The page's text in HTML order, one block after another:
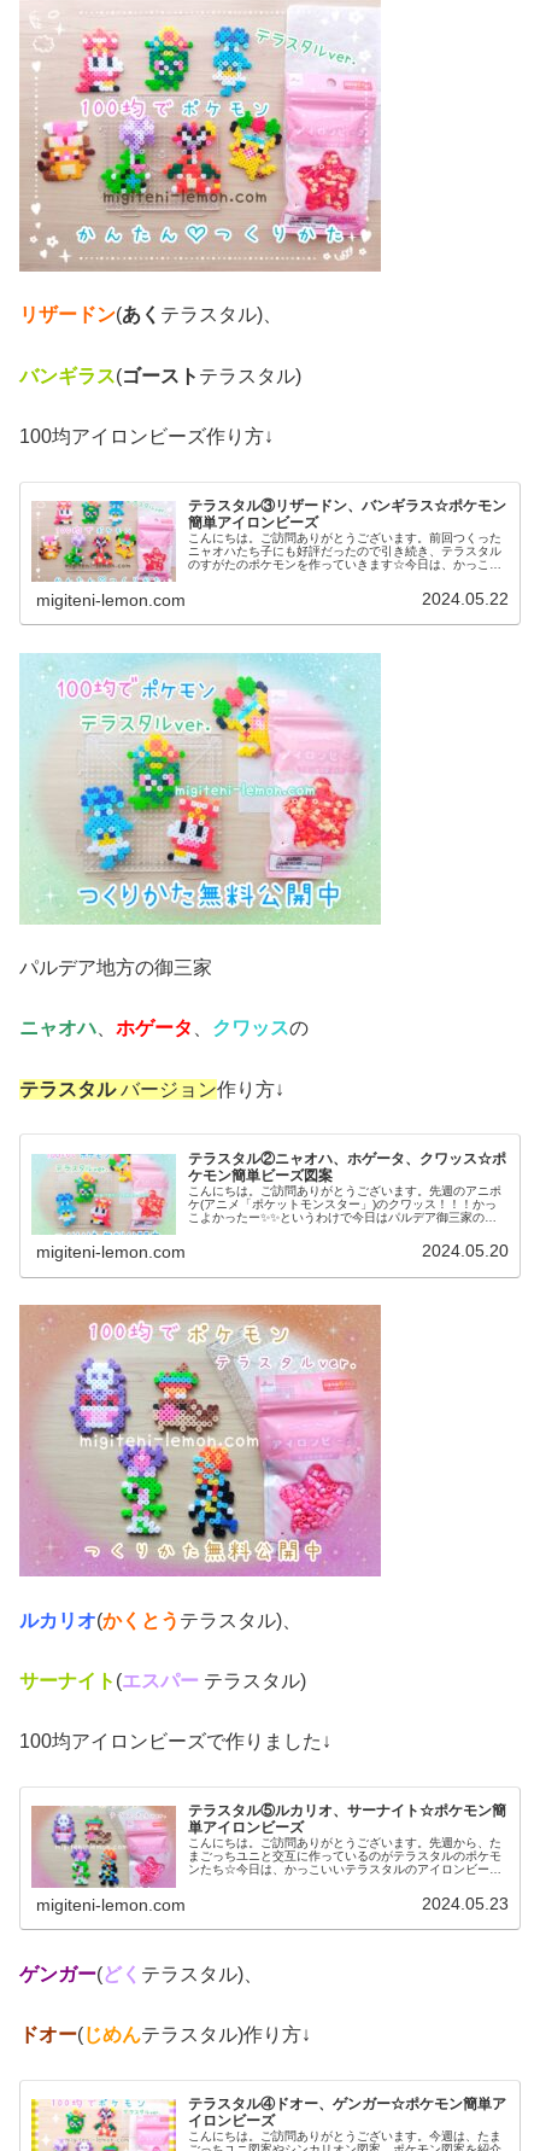
リザードン(あく テラスタル)、
バンギラス(ゴースト テラスタル)
100均アイロンビーズ作り方↓
テラスタル③リザードン、バンギラス☆ポケモン
簡単アイロンビーズ
こんにちは。ご訪問ありがとうございます。前回つくった
ニャオハたち子にも好評だったので引き続き、テラスタル
のすがたのポケモンを作っていきます☆今日は、かっこい
migiteni-lemon.com 2024.05.22
パルデア地方の御三家
ニャオハ ホゲータ クワッスの
テラスタルバージョン作り方↓
テラスタル②ニャオハ、ホゲータ、クワッス☆ポ
ケモン簡単ビーズ図案
こんにちは。ご訪問ありがとうございます。先週のアニポ
ケ(アニメ「ポケットモンスター」)のクワッス！！！かっ
こよかったー✨✨というわけで今日はパルデア御三家のア
migiteni-lemon.com 2024.05.20
ルカリオ(かくとう テラスタル)、
サーナイト (エスパー テラスタル)
100均アイロンビーズで作りました↓
テラスタル⑤ルカリオ、サーナイト☆ポケモン簡
単アイロンビーズ
こんにちは。ご訪問ありがとうございます。先週から、た
まごっちユニと交互に作っているのがテラスタルのポケモ
ンたち☆今日は、かっこいいテラスタルのアイロンビーズ
migiteni-lemon.com 2024.05.23
ゲンガー(どく テラスタル)、
ドオー(じめんテラスタル)作り方↓
テラスタル④ドオー、ゲンガー☆ポケモン簡単ア
イロンビーズ
こんにちは。ご訪問ありがとうございます。今週は、たま